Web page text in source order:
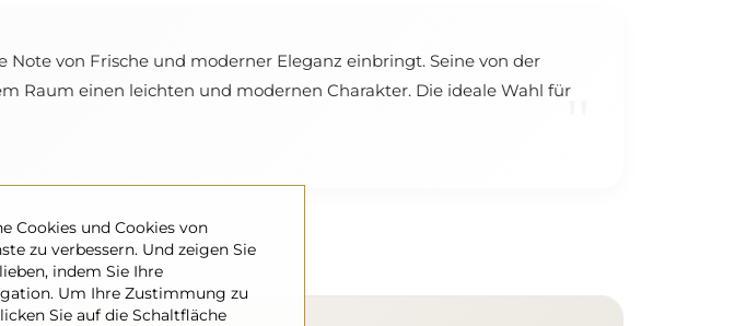
Note von Frische und moderner Eleganz einbringt. Seine von der
Raum einen leichten und modernen Charakter. Die ideale Wahl für
Cookies und Cookies von
zu verbessern. Und zeigen Sie
indem Sie Ihre
Um Ihre Zustimmung zu
Sie auf die Schaltfläche